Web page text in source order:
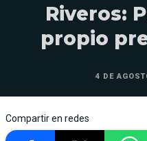
Riveros:
propio
4 DE
Compartir en redes